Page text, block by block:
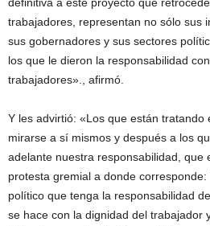
trabajadores, representan no sólo sus
sus gobernadores y sus sectores
los que le dieron la responsabilidad
trabajadores»., afirmó.
Y les advirtió: «Los que están tratando
mirarse a sí mismos y después a los
adelante nuestra responsabilidad, que
protesta gremial a donde
político que tenga la responsabilidad
se hace con la dignidad del trabajador